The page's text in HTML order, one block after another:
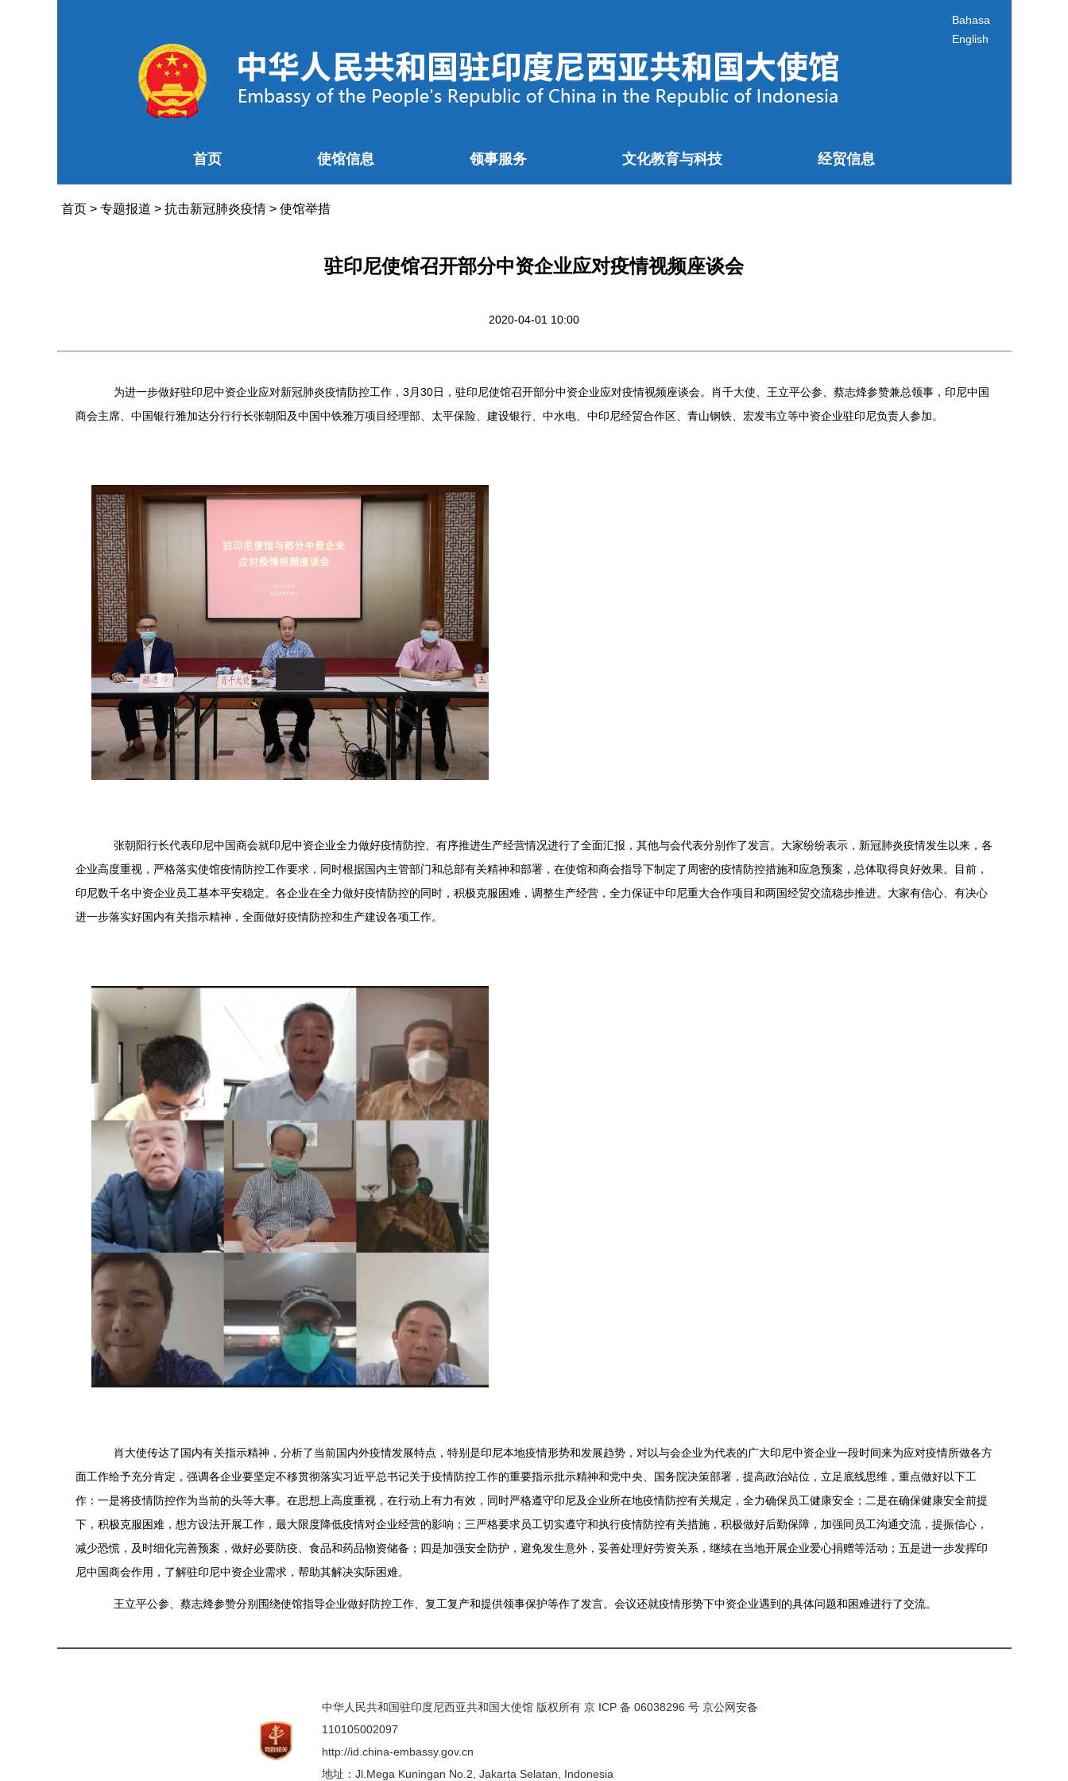
Bahasa
English
首页 使馆信息 领事服务 文化教育与科技 经贸信息
首页> 专题报道 > 抗击新冠肺炎疫情> 使馆举措
驻印尼使馆召开部分中资企业应对疫情视频座谈会
2020-04-01 10:00
为进一步做好驻印尼中资企业应对新冠肺炎疫情防控工作，3月30日，驻印尼使馆召开部分中资企业应对疫情视频座谈会。肖千大使、王立平公参、蔡志烽参赞兼总领事，印尼中国
商会主席、中国银行雅加达分行行长张朝阳及中国中铁雅万项目经理部、太平保险、建设银行、中水电、中印尼经贸合作区、青山钢铁、宏发韦立等中资企业驻印尼负责人参加。
张朝阳行长代表印尼中国商会就印尼中资企业全力做好疫情防控、有序推进生产经营情况进行了全面汇报，其他与会代表分别作了发言。大家纷纷表示，新冠肺炎疫情发生以来，各
企业高度重视，严格落实使馆疫情防控工作要求，同时根据国内主管部门和总部有关精神和部署，在使馆和商会指导下制定了周密的疫情防控措施和应急预案，总体取得良好效果。目前，
印尼数千名中资企业员工基本平安稳定。各企业在全力做好疫情防控的同时，积极克服困难，调整生产经营，全力保证中印尼重大合作项目和两国经贸交流稳步推进。大家有信心、有决心
进一步落实好国内有关指示精神，全面做好疫情防控和生产建设各项工作。
肖大使传达了国内有关指示精神，分析了当前国内外疫情发展特点，特别是印尼本地疫情形势和发展趋势，对以与会企业为代表的广大印尼中资企业一段时间来为应对疫情所做各方
面工作给予充分肯定，强调各企业要坚定不移贯彻落实习近平总书记关于疫情防控工作的重要指示批示精神和党中央、国务院决策部署，提高政治站位，立足底线思维，重点做好以下工
作：一是将疫情防控作为当前的头等大事。在思想上高度重视，在行动上有力有效，同时严格遵守印尼及企业所在地疫情防控有关规定，全力确保员工健康安全；二是在确保健康安全前提
下，积极克服困难，想方设法开展工作，最大限度降低疫情对企业经营的影响；三严格要求员工切实遵守和执行疫情防控有关措施，积极做好后勤保障，加强同员工沟通交流，提振信心，
减少恐慌，及时细化完善预案，做好必要防疫、食品和药品物资储备；四是加强安全防护，避免发生意外，妥善处理好劳资关系，继续在当地开展企业爱心捐赠等活动；五是进一步发挥印
尼中国商会作用，了解驻印尼中资企业需求，帮助其解决实际困难。
王立平公参、蔡志烽参赞分别围绕使馆指导企业做好防控工作、复工复产和提供领事保护等作了发言。会议还就疫情形势下中资企业遇到的具体问题和困难进行了交流。
中华人民共和国驻印度尼西亚共和国大使馆 版权所有 京 ICP 备 06038296 号 京公网安备
110105002097
http://id.china-embassy.gov.cn
地址：Jl.Mega Kuningan No.2, Jakarta Selatan, Indonesia